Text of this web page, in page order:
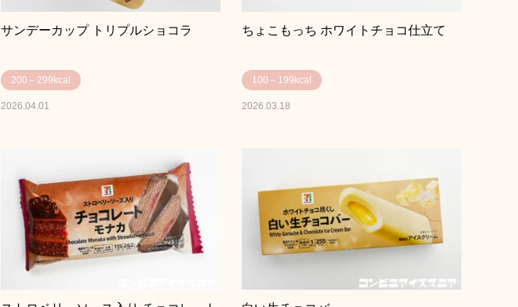
サンデーカップ トリプルショコラ
200～299kcal
2026.04.01
ちょこもっち ホワイトチョコ仕立て
100～199kcal
2026.03.18